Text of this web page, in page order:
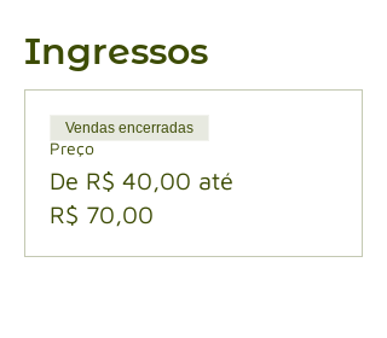
Ingressos
Preço
De R$ 40,00 até
R$ 70,00
Vendas encerradas